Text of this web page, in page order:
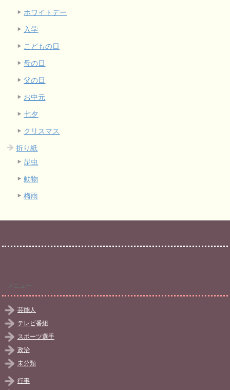
ホワイトデー
入学
こどもの日
母の日
父の日
お中元
七夕
クリスマス
折り紙
昆虫
動物
梅雨
芸能人
テレビ番組
スポーツ選手
政治
未分類
行事